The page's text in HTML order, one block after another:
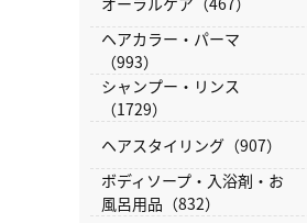
ヘアカラー・パーマ
（993）
シャンプー・リンス
（1729）
ヘアスタイリング（907）
ボディソープ・入浴剤・お
風呂用品（832）